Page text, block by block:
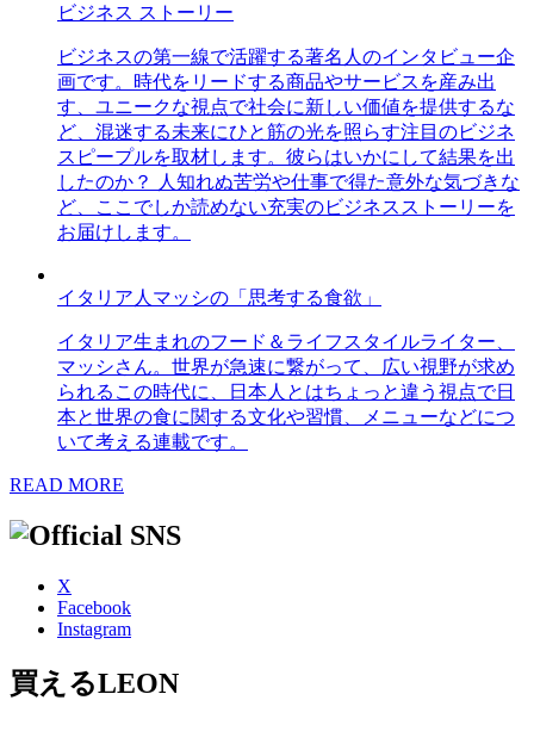
ビジネス ストーリー
ビジネスの第一線で活躍する著名人のインタビュー企
画です。時代をリードする商品やサービスを産み出
す、ユニークな視点で社会に新しい価値を提供するな
ど、混迷する未来にひと筋の光を照らす注目のビジネ
スピープルを取材します。彼らはいかにして結果を出
したのか？ 人知れぬ苦労や仕事で得た意外な気づきな
ど、ここでしか読めない充実のビジネスストーリーを
お届けします。
イタリア人マッシの「思考する食欲」
イタリア生まれのフード＆ライフスタイルライター、
マッシさん。世界が急速に繋がって、広い視野が求め
られるこの時代に、日本人とはちょっと違う視点で日
本と世界の食に関する文化や習慣、メニューなどにつ
いて考える連載です。
READ MORE
X
Facebook
Instagram
買えるLEON